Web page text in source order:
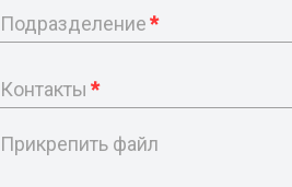
Подразделение*
Контакты *
Прикрепить файл